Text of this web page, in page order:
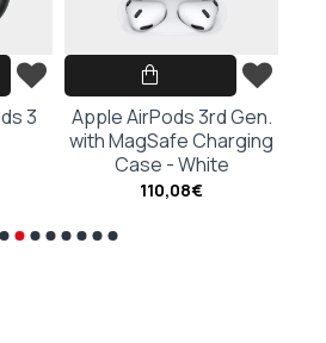
3
Apple AirPods 3rd Gen.
with MagSafe Charging
Case - White
110,08€